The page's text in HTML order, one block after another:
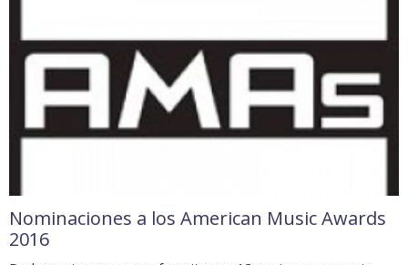
Nominaciones a los American Music Awards
2016